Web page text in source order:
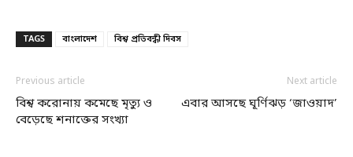
TAGS বাংলাদেশ বিশ্ব প্রতিবন্ধী দিবস
Previous article
বিশ্ব করোনায় কমেছে মৃত্যু ও
বেড়েছে শনাক্তের সংখ্যা
Next article
এবার আসছে ঘূর্ণিঝড় ‘জাওয়াদ’